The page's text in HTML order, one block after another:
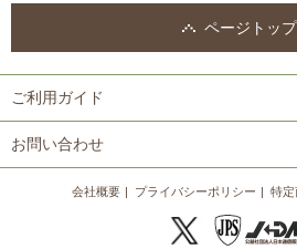
ページトッ
ご利用ガイド
お問い合わせ
会社概要 プライバシーポリシー 特定